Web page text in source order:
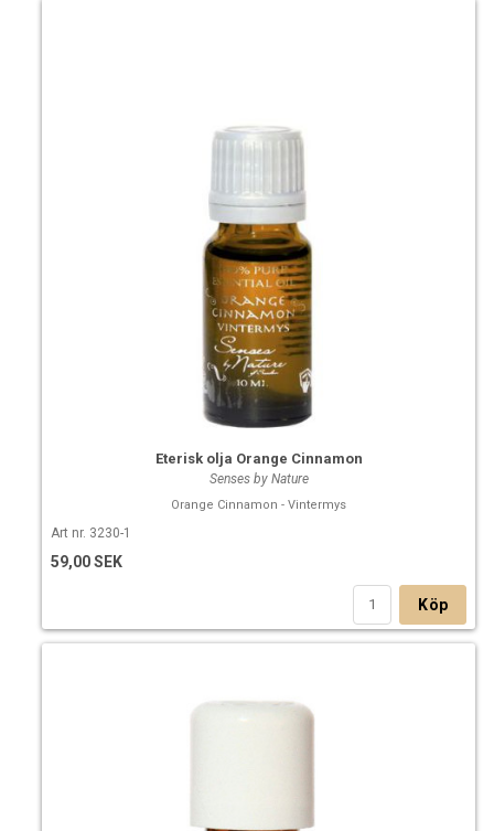
Eterisk olja Orange Cinnamon
Senses by Nature
Orange Cinnamon - Vintermys
Art nr. 3230-1
59,00 SEK
Köp